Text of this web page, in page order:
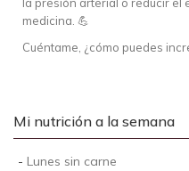
la presión arterial o reducir el
medicina. 💪
Cuéntame, ¿cómo puedes
Mi nutrición a la semana
- Lunes sin carne